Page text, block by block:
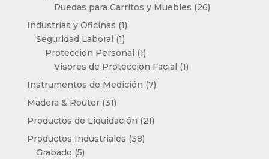
productos
Ruedas para Carritos y Muebles 2626
Industrias y Oficinas 11
producto
Seguridad Laboral 11
producto
Protección Personal 11
producto
Visores de Protección Facial 11
Instrumentos de Medición 77
Madera & Router 3131
productos
Productos de Liquidación 2121
Productos Industriales 3838
Grabado 55